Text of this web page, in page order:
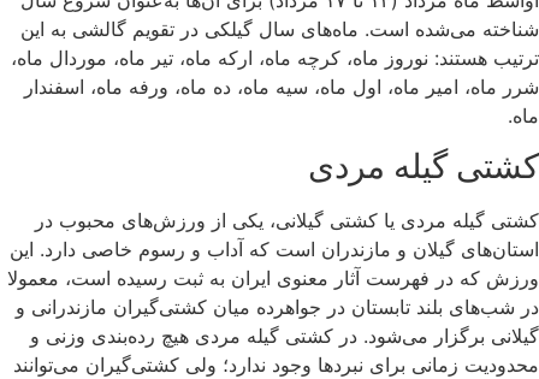
شناخته می‌شده است. ماه‌های سال گیلکی در تقویم گالشی به این
ترتیب هستند: نوروز ماه، کرچه ماه، ارکه ماه، تیر ماه، موردال ماه،
شرر ماه، امیر ماه، اول ماه، سیه ماه، ده ماه، ورفه ماه، اسفندار
ماه.
کشتی گیله مردی
کشتی گیله‌ مردی یا کشتی گیلانی، یکی از ورزش‌های محبوب در
استان‌های گیلان و مازندران است که آداب و رسوم خاصی دارد. این
ورزش که در فهرست آثار معنوی ایران به ثبت رسیده است، معمولا
در شب‌های بلند تابستان در جواهرده میان کشتی‌گیران مازندرانی و
گیلانی برگزار می‌شود. در کشتی گیله‌ مردی هیچ رده‌بندی وزنی و
محدودیت زمانی برای نبردها وجود ندارد؛ ولی کشتی‌گیران می‌توانند